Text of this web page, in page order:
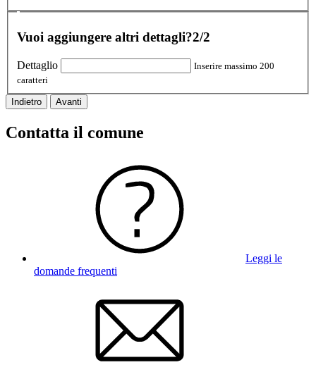
Vuoi aggiungere altri dettagli?2/2
Dettaglio
Inserire massimo 200
caratteri
Indietro Avanti
Contatta il comune
Leggi le
domande frequenti